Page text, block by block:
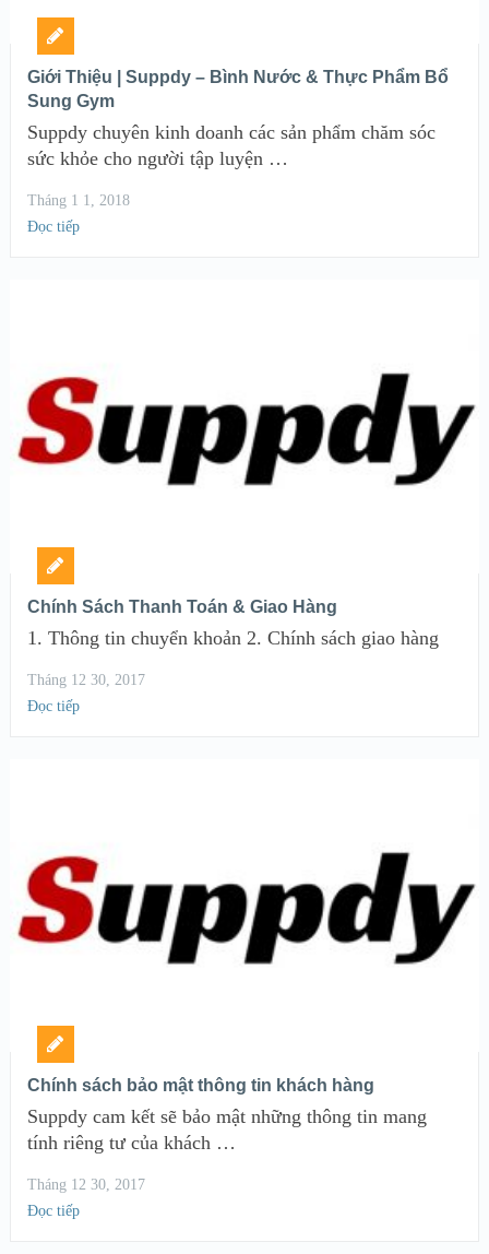
Giới Thiệu | Suppdy – Bình Nước & Thực Phẩm Bổ
Sung Gym
Suppdy chuyên kinh doanh các sản phẩm chăm sóc
sức khỏe cho người tập luyện …
Tháng 1 1, 2018
Đọc tiếp
Chính Sách Thanh Toán & Giao Hàng
1. Thông tin chuyển khoản 2. Chính sách giao hàng
Tháng 12 30, 2017
Đọc tiếp
Chính sách bảo mật thông tin khách hàng
Suppdy cam kết sẽ bảo mật những thông tin mang
tính riêng tư của khách …
Tháng 12 30, 2017
Đọc tiếp